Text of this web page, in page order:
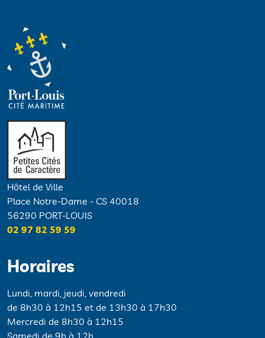
Hôtel de Ville
Place Notre-Dame - CS 40018
56290 PORT-LOUIS
02 97 82 59 59
Horaires
Lundi, mardi, jeudi, vendredi
de 8h30 à 12h15 et de 13h30 à 17h30
Mercredi de 8h30 à 12h15
Samedi de 9h à 12h